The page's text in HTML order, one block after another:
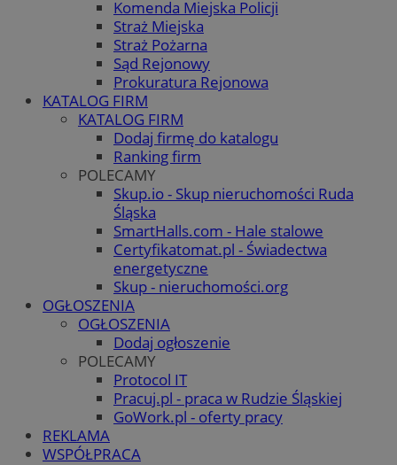
Komenda Miejska Policji
Straż Miejska
Straż Pożarna
Sąd Rejonowy
Prokuratura Rejonowa
KATALOG FIRM
KATALOG FIRM
Dodaj firmę do katalogu
Ranking firm
POLECAMY
Skup.io - Skup nieruchomości Ruda
Śląska
SmartHalls.com - Hale stalowe
Certyfikatomat.pl - Świadectwa
energetyczne
Skup - nieruchomości.org
OGŁOSZENIA
OGŁOSZENIA
Dodaj ogłoszenie
POLECAMY
Protocol IT
Pracuj.pl - praca w Rudzie Śląskiej
GoWork.pl - oferty pracy
REKLAMA
WSPÓŁPRACA